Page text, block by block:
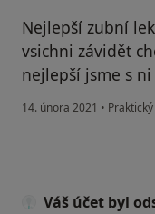
Nejlepší zubní
vsichni závidět
nejlepší jsme s
14. února 2021 •
Váš účet byl